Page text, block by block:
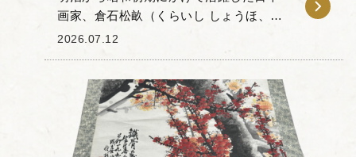
画家、倉石松畝（くらいし しょうほ、
1874-1945）」による渓流彩雉図（けいり
ぽ）に師...
2026.07.12